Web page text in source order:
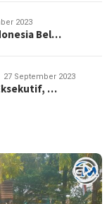
2023
Bel…
27 September 2023
…